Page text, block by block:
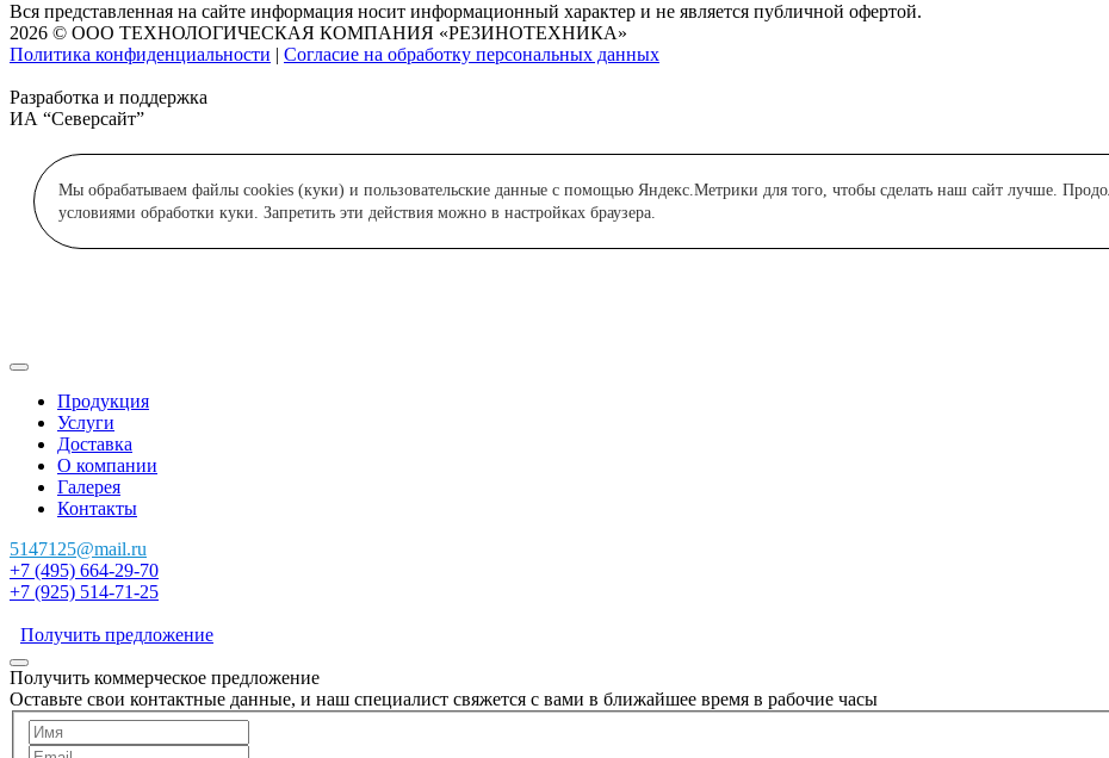
Вся представленная на сайте информация носит информационный характер и не является публичной офертой.
2026 © ООО ТЕХНОЛОГИЧЕСКАЯ КОМПАНИЯ «РЕЗИНОТЕХНИКА»
Политика конфиденциальности | Согласие на обработку персональных данных
Разработка и поддержка
ИА “Северсайт”
Мы обрабатываем файлы cookies (куки) и пользовательские данные с помощью Яндекс.Метрики для того, чтобы сделать наш сайт лучше.
условиями обработки куки. Запретить эти действия можно в настройках браузера.
Продукция
Услуги
Доставка
О компании
Галерея
Контакты
5147125@mail.ru
+7 (495) 664-29-70
+7 (925) 514-71-25
Получить предложение
Получить коммерческое предложение
Оставьте свои контактные данные, и наш специалист свяжется с вами в ближайшее время в рабочие часы